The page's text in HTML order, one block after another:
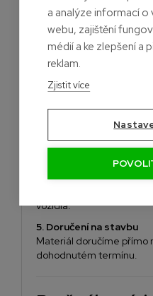
krokem
1. Vytvoříte objednávku
Vyberete materiál a
2. Zvolíte termín doručení
V objednávce se
aktuální kapacity dopravy.
3. Potvrdíme
Po zpracování
4. Připravíme materiál
vozidla.
5. Doručení na stavbu
Materiál doručíme přímo
dohodnutém termínu.
a analýze informací o
webu, zajištění
médií a ke zlepšení a
reklam.
Zjistit více